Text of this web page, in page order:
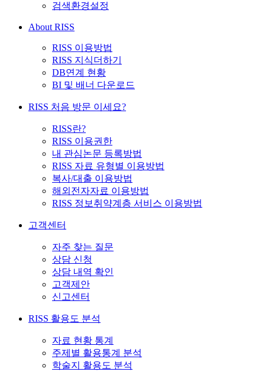
검색환경설정
About RISS
RISS 이용방법
RISS 지식더하기
DB연계 현황
BI 및 배너 다운로드
RISS 처음 방문 이세요?
RISS란?
RISS 이용권한
내 관심논문 등록방법
RISS 자료 유형별 이용방법
복사/대출 이용방법
해외전자자료 이용방법
RISS 정보취약계층 서비스 이용방법
고객센터
자주 찾는 질문
상담 신청
상담 내역 확인
고객제안
신고센터
RISS 활용도 분석
자료 현황 통계
주제별 활용통계 분석
학술지 활용도 분석